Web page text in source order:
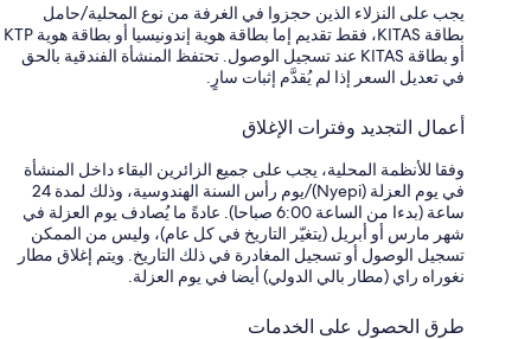
يجب على النزلاء الذين حجزوا في الغرفة من نوع المحلية/حامل
بطاقة KITAS، فقط تقديم إما بطاقة هوية إندونيسيا أو بطاقة هوية KTP
أو بطاقة KITAS عند تسجيل الوصول. تحتفظ المنشأة الفندقية بالحق
في تعديل السعر إذا لم يُقدَّم إثبات سارٍ.
أعمال التجديد وفترات الإغلاق
وفقا للأنظمة المحلية، يجب على جميع الزائرين البقاء داخل المنشأة
في يوم العزلة (Nyepi)/يوم رأس السنة الهندوسية، وذلك لمدة 24
ساعة (بدءا من الساعة 6:00 صباحا). عادةً ما يُصادف يوم العزلة في
شهر مارس أو أبريل (يتغيّر التاريخ في كل عام)، وليس من الممكن
تسجيل الوصول أو تسجيل المغادرة في ذلك التاريخ. ويتم إغلاق مطار
نغوراه راي (مطار بالي الدولي) أيضا في يوم العزلة.
طرق الحصول على الخدمات